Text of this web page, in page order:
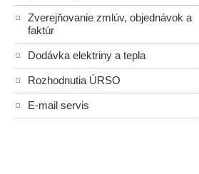
Zverejňovanie zmlúv, objednávok a
faktúr
Dodávka elektriny a tepla
Rozhodnutia ÚRSO
E-mail servis